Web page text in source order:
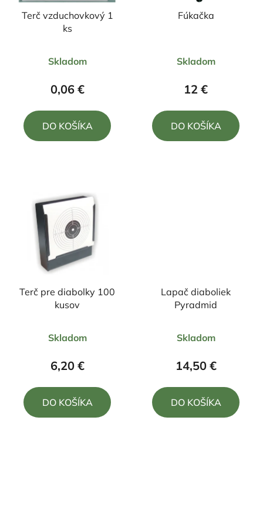
Terč vzduchovkový 1
ks
Skladom
0,06 €
DO KOŠÍKA
Fúkačka
hodnotenie
produktu
4,0
z
Skladom
12 €
DO KOŠÍKA
Terč pre diabolky 100
kusov
Skladom
6,20 €
DO KOŠÍKA
Lapač diaboliek
Pyradmid
Skladom
14,50 €
DO KOŠÍKA